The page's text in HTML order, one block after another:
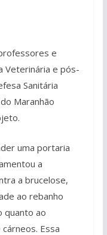
e
Veterinária e pós-
Sanitária
Maranhão
uma portaria
a
a brucelose,
ao rebanho
quanto ao
Essa